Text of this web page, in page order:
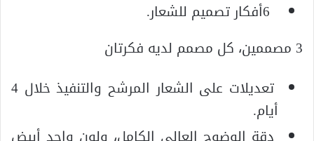
3 مصممين، كل مصمم لديه فكرتان
تعديلات على الشعار المرشح والتنفيذ خلال 4
أيام.